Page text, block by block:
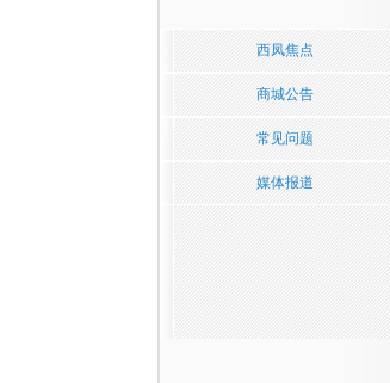
西凤焦点
商城公告
常见问题
媒体报道